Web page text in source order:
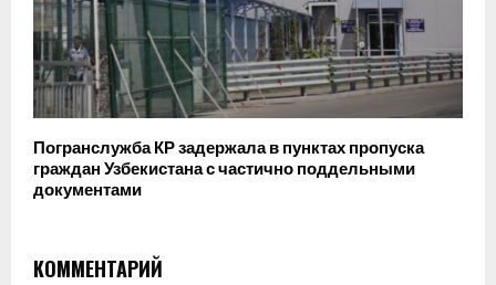
Погранслужба КР задержала в пунктах пропуска
граждан Узбекистана с частично поддельными
документами
КОММЕНТАРИЙ